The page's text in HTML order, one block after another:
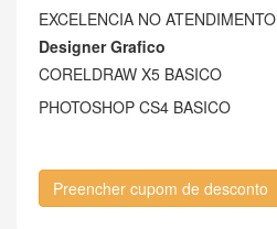
EXCELENCIA NO ATENDIMENTO
Designer Grafico
CORELDRAW X5 BASICO
PHOTOSHOP CS4 BASICO
Preencher cupom de desconto